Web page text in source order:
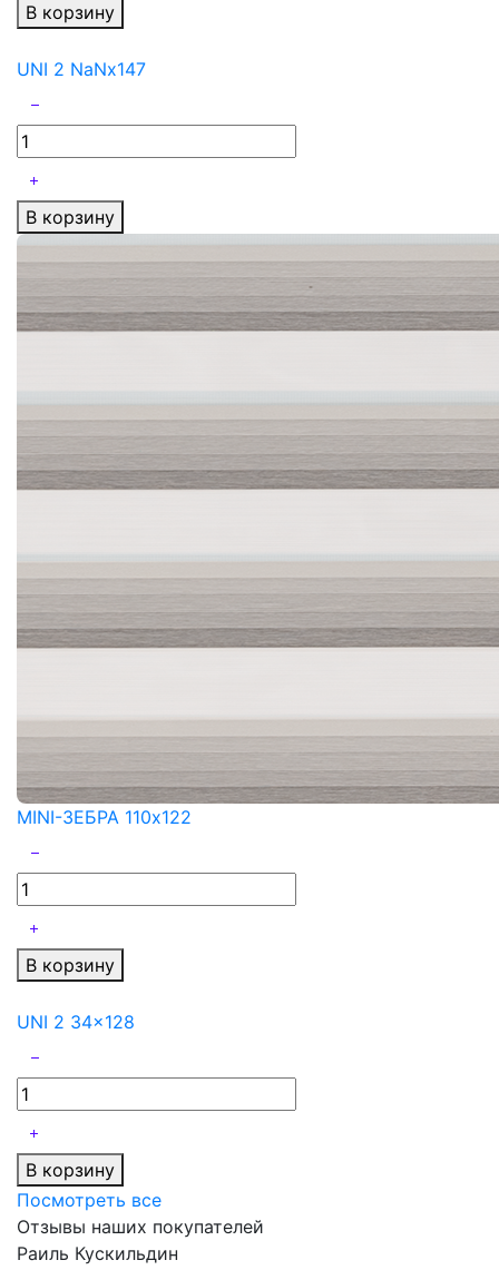
В корзину
UNI 2 NaNx147
В корзину
MINI-ЗЕБРА 110x122
В корзину
UNI 2 34x128
В корзину
Посмотреть все
Отзывы наших покупателей
Раиль Кускильдин